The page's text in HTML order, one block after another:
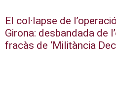
El col·lapse de
Girona: desbandada de
fracàs de ‘Militància